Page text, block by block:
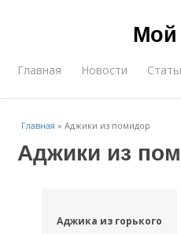
Мой
Главная Новости
Главная »Аджики из помидор
Аджики из
Аджика из горького